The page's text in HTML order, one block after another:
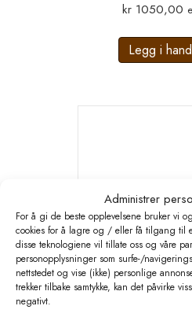
Administrer
For å gi de beste opplevelsene bruker vi
cookies for å lagre og / eller få tilgang til
disse teknologiene vil tillate oss og våre
personopplysninger som surfe-/
nettstedet og vise (ikke) personlige
trekker tilbake samtykke, kan det påvirke
negativt.
kr1050,00
Legg i